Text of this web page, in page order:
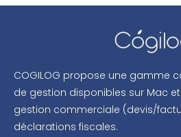
COGILOG propose une gamme
de gestion disponibles sur Mac
gestion commerciale (devis/
déclarations fiscales.